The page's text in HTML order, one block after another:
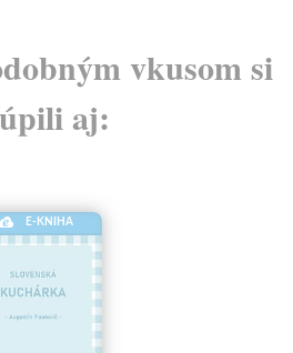
vkusom si
aj:
E-KNIHA